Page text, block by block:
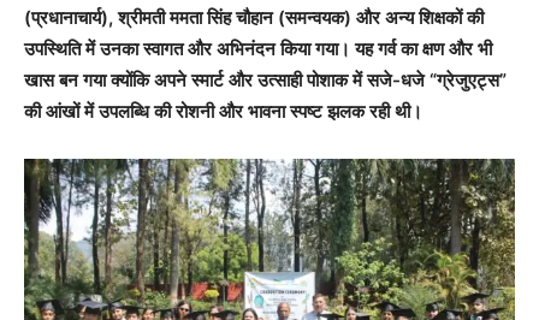
(प्रधानाचार्य), श्रीमती ममता सिंह चौहान (समन्वयक) और अन्य शिक्षकों की
उपस्थिति में उनका स्वागत और अभिनंदन किया गया। यह गर्व का क्षण और भी
खास बन गया क्योंकि अपने स्मार्ट और उत्साही पोशाक में सजे-धजे “ग्रेजुएट्स”
की आंखों में उपलब्धि की रोशनी और भावना स्पष्ट झलक रही थी।